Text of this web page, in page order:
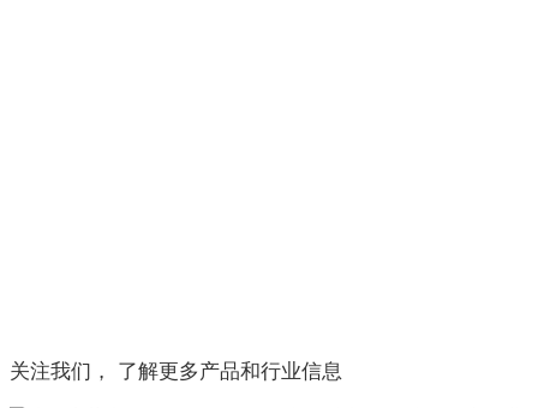
关注我们， 了解更多产品和行业信息